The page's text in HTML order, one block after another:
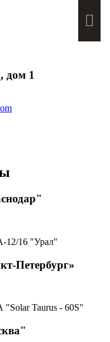
дом 1
12/16 "Урал"
Петербург»
Taurus - 60S"